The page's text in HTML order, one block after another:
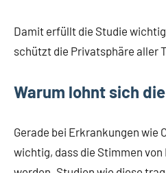
Damit erfüllt die Studie
schützt die Privatsphäre aller
Warum lohnt sich
Gerade bei Erkrankungen wie
wichtig, dass die Stimmen